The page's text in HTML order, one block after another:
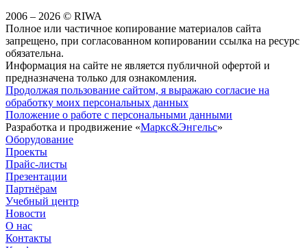
2006 – 2026 © RIWA
Полное или частичное копирование материалов сайта
запрещено, при согласованном копировании ссылка на ресурс
обязательна.
Информация на сайте не является публичной офертой и
предназначена только для ознакомления.
Продолжая пользование сайтом, я выражаю согласие на
обработку моих персональных данных
Положение о работе с персональными данными
Разработка и продвижение «Маркс&Энгельс»
Оборудование
Проекты
Прайс-листы
Презентации
Партнёрам
Учебный центр
Новости
О нас
Контакты